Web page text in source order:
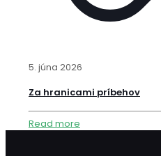
5. júna 2026
Za hranicami príbehov
Read more